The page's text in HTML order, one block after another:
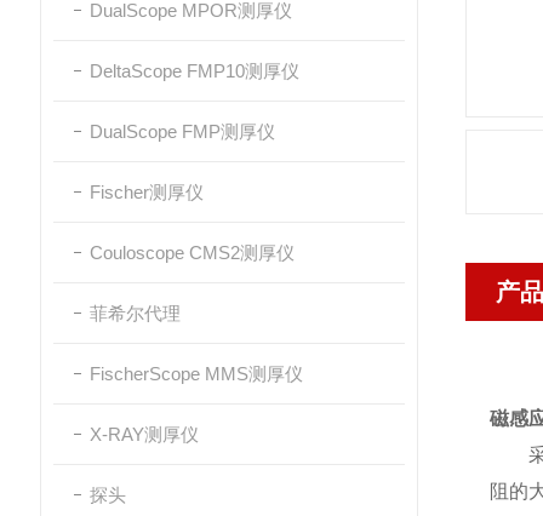
DualScope MPOR测厚仪
DeltaScope FMP10测厚仪
DualScope FMP测厚仪
Fischer测厚仪
Couloscope CMS2测厚仪
菲希尔代理
FischerScope MMS测厚仪
X-RAY测厚仪
探头
产
磁感
采
阻的